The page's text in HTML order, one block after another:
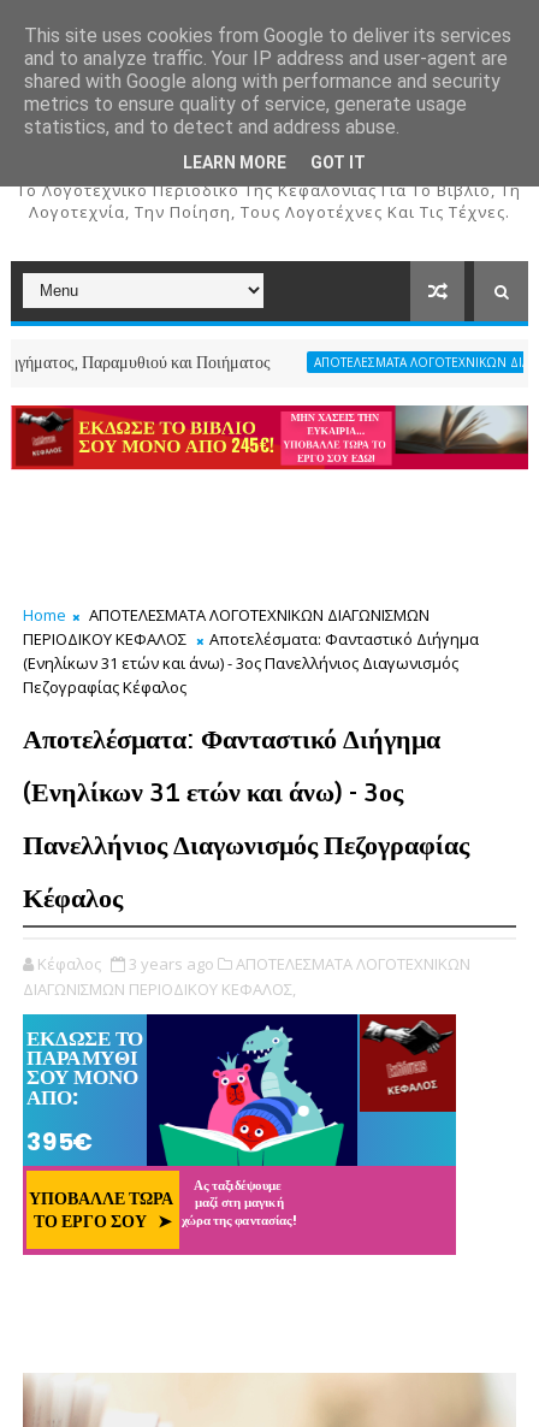
ΚΕΦΑΛΟΣ
To Λογοτεχνικό Περιοδικό Της Κεφαλονιάς Για Το Βιβλίο, Τη
Λογοτεχνία, Την Ποίηση, Τους Λογοτέχνες Και Τις Τέχνες.
και Ποιήματος ΑΠΟΤΕΛΕΣΜΑΤΑ ΛΟΓΟΤΕΧΝΙΚΩΝ ΔΙΑΓΩΝΙΣΜΩΝ
Home
ΑΠΟΤΕΛΕΣΜΑΤΑ ΛΟΓΟΤΕΧΝΙΚΩΝ ΔΙΑΓΩΝΙΣΜΩΝ
ΠΕΡΙΟΔΙΚΟΥ ΚΕΦΑΛΟΣ
Αποτελέσματα: Φανταστικό Διήγημα
(Ενηλίκων 31 ετών και άνω) - 3ος Πανελλήνιος Διαγωνισμός
Πεζογραφίας Κέφαλος
Αποτελέσματα: Φανταστικό Διήγημα
(Ενηλίκων 31 ετών και άνω) - 3ος
Πανελλήνιος Διαγωνισμός Πεζογραφίας
Κέφαλος
Κέφαλος 3 years ago
ΑΠΟΤΕΛΕΣΜΑΤΑ ΛΟΓΟΤΕΧΝΙΚΩΝ
ΔΙΑΓΩΝΙΣΜΩΝ ΠΕΡΙΟΔΙΚΟΥ ΚΕΦΑΛΟΣ,
This site uses cookies from Google to deliver its services
and to analyze traffic. Your IP address and user-agent are
shared with Google along with performance and security
metrics to ensure quality of service, generate usage
statistics, and to detect and address abuse.
LEARN MORE GOT IT